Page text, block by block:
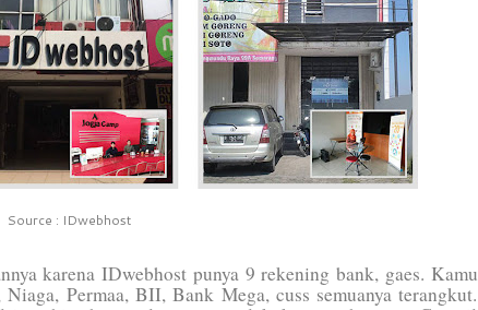
Source : IDwebhost
karena IDwebhost punya 9 rekening bank, gaes. Kamu
Permaa, BII, Bank Mega, cuss semuanya terangkut.